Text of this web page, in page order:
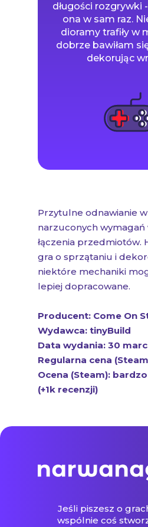
Przytulne odnawianie
łączenia przedmiotów.
Producent: Come On
Wydawca: tinyBuild
Data wydania: 30
Regularna cena
Ocena (Steam):
Jeśli piszesz o
napisz na